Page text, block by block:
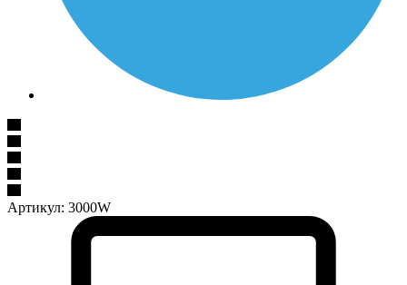
Артикул: 3000W